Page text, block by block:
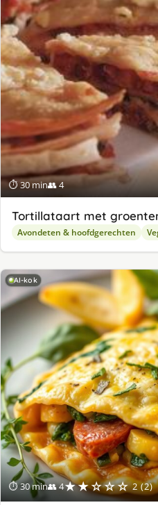
⏱ 30 min👥 4
Tortillataart met
Avondeten & hoofdgerechten
AI-kok
⏱ 30 min👥 4★★☆☆☆ 2 (2)